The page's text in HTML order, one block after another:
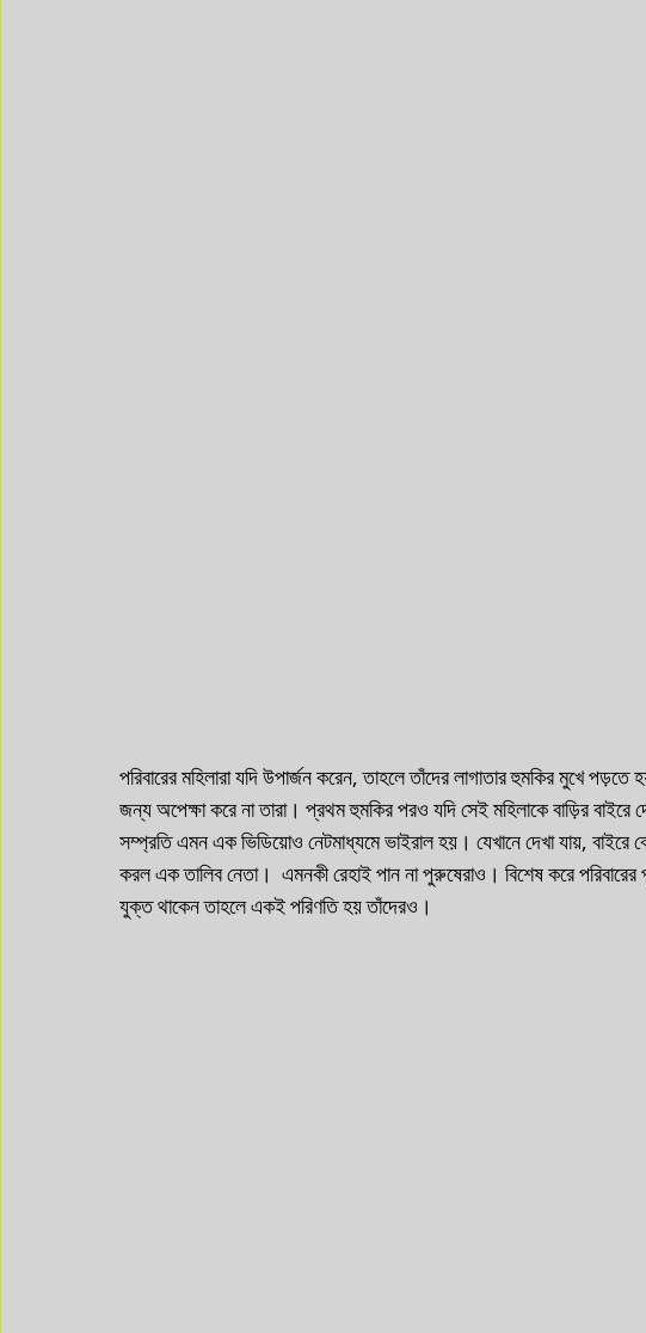
পরিবারের মহিলারা যদি উপার্জন করেন, তাহলে তাঁদের লাগাতার হুমকির মুখে
জন্য অপেক্ষা করে না তারা। প্রথম হুমকির পরও যদি সেই মহিলাকে বাড়ির
সম্প্রতি এমন এক ভিডিয়োও নেটমাধ্যমে ভাইরাল হয়। যেখানে দেখা যায়,
করল এক তালিব নেতা।  এমনকী রেহাই পান না পুরুষেরাও। বিশেষ করে
যুক্ত থাকেন তাহলে একই পরিণতি হয় তাঁদেরও।